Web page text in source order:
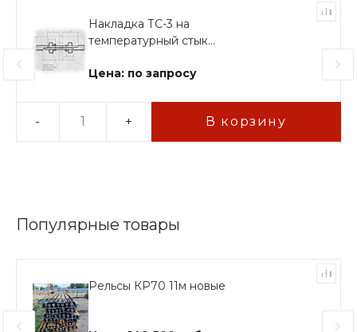
Накладка ТС-3 на
температурный стык
Цена: по запросу
- + В корзину
Популярные товары
Рельсы КР70 11м новые